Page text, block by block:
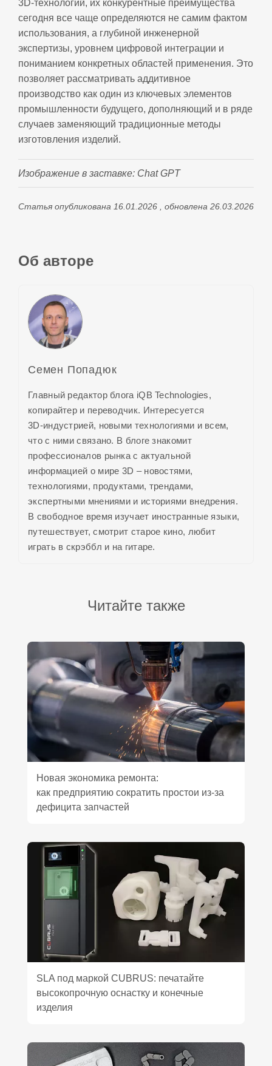
3D‑технологий, их конкурентные преимущества
сегодня все чаще определяются не самим фактом
использования, а глубиной инженерной
экспертизы, уровнем цифровой интеграции и
пониманием конкретных областей применения. Это
позволяет рассматривать аддитивное
производство как один из ключевых элементов
промышленности будущего, дополняющий и в ряде
случаев заменяющий традиционные методы
изготовления изделий.
Изображение в заставке: Chat GPT
Статья опубликована 16.01.2026 , обновлена 26.03.2026
Об авторе
Семен Попадюк
Главный редактор блога iQB Technologies,
копирайтер и переводчик. Интересуется
3D-индустрией, новыми технологиями и всем,
что с ними связано. В блоге знакомит
профессионалов рынка с актуальной
информацией о мире 3D – новостями,
технологиями, продуктами, трендами,
экспертными мнениями и историями внедрения.
В свободное время изучает иностранные языки,
путешествует, смотрит старое кино, любит
играть в скрэббл и на гитаре.
Читайте также
Новая экономика ремонта:
как предприятию сократить простои из‑за
дефицита запчастей
SLA под маркой CUBRUS: печатайте
высокопрочную оснастку и конечные
изделия